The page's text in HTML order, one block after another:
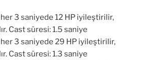
3 saniyede 12 HP iyileştirilir,
Cast süresi: 1.5 saniye
3 saniyede 29 HP iyileştirilir,
Cast süresi: 1.3 saniye